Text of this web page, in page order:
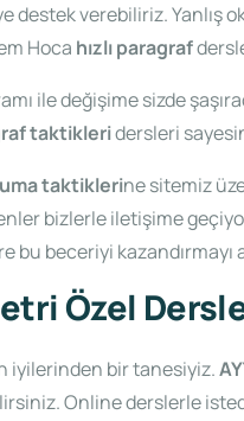
verebiliriz. Yanlış
Hoca hızlı paragraf
ile değişime sizde
taktikleridersleri
taktiklerine sitemiz
bizlerle iletişime
beceriyi kazandırmayı
Özel
iyilerinden bir tanesiyiz.
Online derslerle